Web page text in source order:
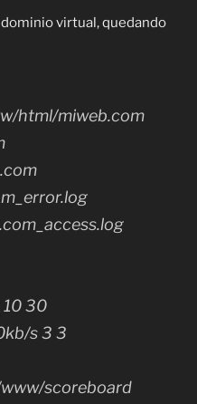
virtual, quedando
html/miweb.com
10 30
s 3 3
scoreboard